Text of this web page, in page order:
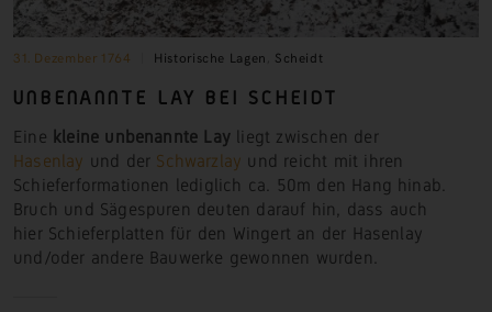
31. Dezember 1764 Historische Lagen Scheidt
UNBENANNTE LAY BEI SCHEIDT
Eine kleine unbenannte Lay liegt zwischen der
Hasenlay und der Schwarzlay und reicht mit ihren
Schieferformationen lediglich ca. 50m den Hang hinab.
Bruch und Sägespuren deuten darauf hin, dass auch
hier Schieferplatten für den Wingert an der Hasenlay
und/oder andere Bauwerke gewonnen wurden.